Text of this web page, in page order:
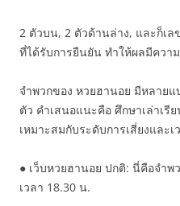
2 ตัวบน, 2 ตัวด้านล่าง, และก็เ
ที่ได้รับการยืนยัน ทำให้ผลมีควา
จำพวกของ หวยฮานอย มีหลาย
ตัว คำเสนอแนะคือ ศึกษาเล่าเรี
เหมาะสมกับระดับการเสี่ยงและ
● เว็บหวยฮานอย ปกติ: นี่คือจำ
เวลา 18.30 น.